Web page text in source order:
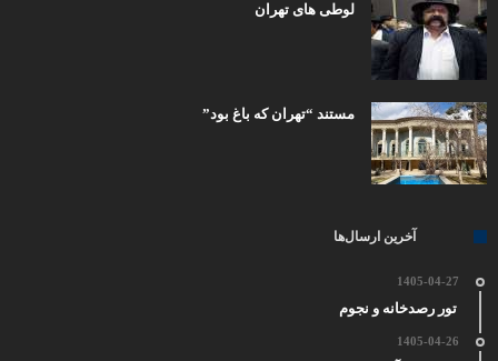
لوطی های تهران
مستند “تهران که باغ بود”
آخرین ارسال‌ها
1405-04-27
تور رصدخانه و نجوم
1405-04-26